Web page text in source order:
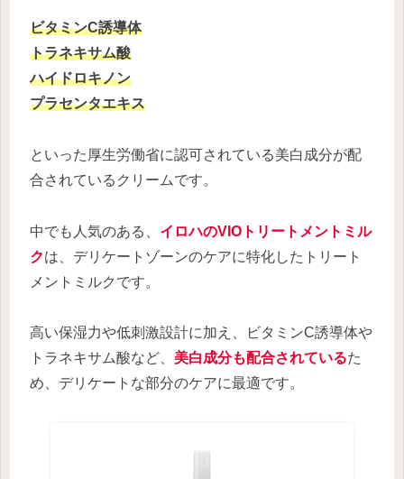
ビタミンC誘導体
トラネキサム酸
ハイドロキノン
プラセンタエキス
といった厚生労働省に認可されている美白成分が配
合されているクリームです。
中でも人気のある、 イロハのVIOトリートメントミル
クは、デリケートゾーンのケアに特化したトリート
メントミルクです。
高い保湿力や低刺激設計に加え、ビタミンC誘導体や
トラネキサム酸など、 美白成分も配合されているた
め、デリケートな部分のケアに最適です。